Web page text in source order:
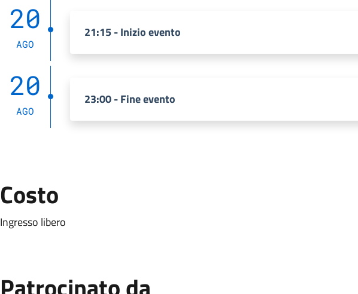
20
AGO
21:15 - Inizio evento
20
AGO
23:00 - Fine evento
Costo
Ingresso libero